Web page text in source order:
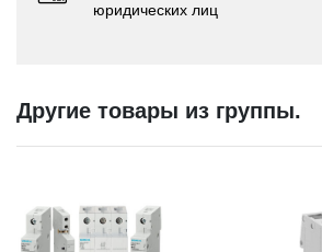
юридических лиц
Другие товары из группы.